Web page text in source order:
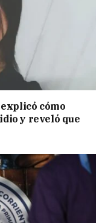
cómo
y reveló que